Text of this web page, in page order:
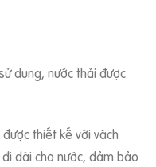
dụng, nước thải được
được thiết kế với vách
dài cho nước, đảm bảo